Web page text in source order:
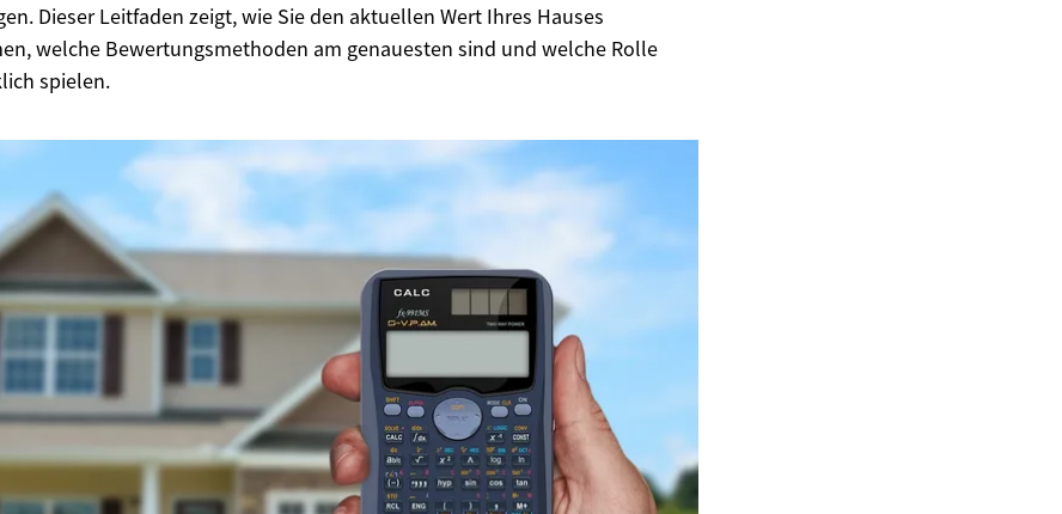
Dieser Leitfaden zeigt, wie Sie den aktuellen Wert Ihres Hauses
welche Bewertungsmethoden am genauesten sind und welche Rolle
spielen.